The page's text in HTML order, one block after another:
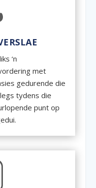
‘n
met
gedurende die
tydens die
punt op